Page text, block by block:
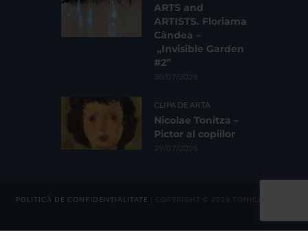
ARTS and
ARTISTS. Floriama
Cândea –
„Invisible Garden
#2”
30/07/2026
CLIPA DE ARTA
Nicolae Tonitza –
Pictor al copiilor
29/07/2026
POLITICĂ DE CONFIDENȚIALITATE | COPYRIGHT © 2026 TONICA GROUP